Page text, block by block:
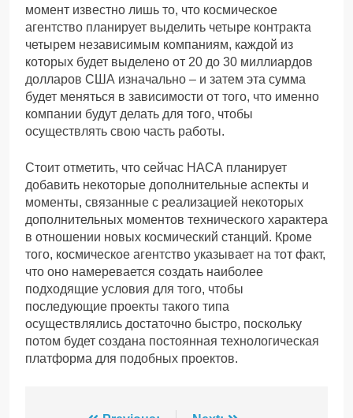
момент известно лишь то, что космическое
агентство планирует выделить четыре контракта
четырем независимым компаниям, каждой из
которых будет выделено от 20 до 30 миллиардов
долларов США изначально – и затем эта сумма
будет меняться в зависимости от того, что именно
компании будут делать для того, чтобы
осуществлять свою часть работы.
Стоит отметить, что сейчас НАСА планирует
добавить некоторые дополнительные аспекты и
моменты, связанные с реализацией некоторых
дополнительных моментов технического характера
в отношении новых космический станций. Кроме
того, космическое агентство указывает на тот факт,
что оно намеревается создать наиболее
подходящие условия для того, чтобы
последующие проекты такого типа
осуществлялись достаточно быстро, поскольку
потом будет создана постоянная технологическая
платформа для подобных проектов.